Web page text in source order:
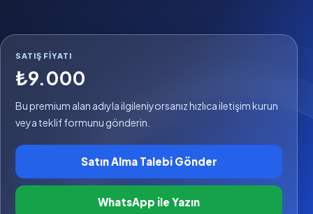
SATIŞ FIYATI
₺9.000
Bu premium alan adıyla ilgileniyorsanız hızlıca iletişim kurun
veya teklif formunu gönderin.
Satın Alma Talebi Gönder
WhatsApp ile Yazın